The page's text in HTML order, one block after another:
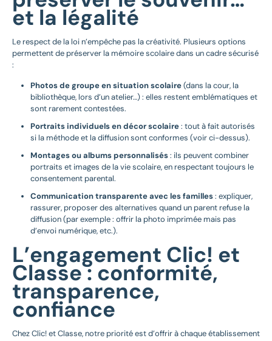
et la légalité
Le respect de la loi n’empêche pas la créativité. Plusieurs options
permettent de préserver la mémoire scolaire dans un cadre sécurisé
:
Photos de groupe en situation scolaire(dans la cour, la
bibliothèque, lors d’un atelier…) : elles restent emblématiques et
sont rarement contestées.
Portraits individuels en décor scolaire: tout à fait autorisés
si la méthode et la diffusion sont conformes (voir ci-dessus).
Montages ou albums personnalisés: ils peuvent combiner
portraits et images de la vie scolaire, en respectant toujours le
consentement parental.
Communication transparente avec les familles: expliquer,
rassurer, proposer des alternatives quand un parent refuse la
diffusion (par exemple : offrir la photo imprimée mais pas
d’envoi numérique, etc.).
L’engagement Clic! et
Classe : conformité,
transparence,
confiance
Chez Clic! et Classe, notre priorité est d’offrir à chaque établissement